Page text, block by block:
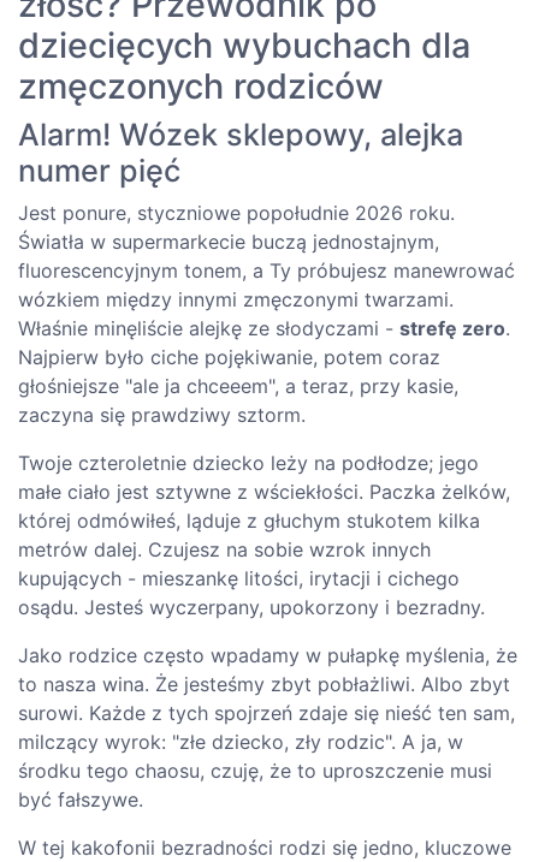
dziecięcych wybuchach dla
zmęczonych rodziców
Alarm! Wózek sklepowy, alejka
numer pięć
Jest ponure, styczniowe popołudnie 2026 roku.
Światła w supermarkecie buczą jednostajnym,
fluorescencyjnym tonem, a Ty próbujesz manewrować
wózkiem między innymi zmęczonymi twarzami.
Właśnie minęliście alejkę ze słodyczami - strefę zero.
Najpierw było ciche pojękiwanie, potem coraz
głośniejsze "ale ja chceeem", a teraz, przy kasie,
zaczyna się prawdziwy sztorm.
Twoje czteroletnie dziecko leży na podłodze; jego
małe ciało jest sztywne z wściekłości. Paczka żelków,
której odmówiłeś, ląduje z głuchym stukotem kilka
metrów dalej. Czujesz na sobie wzrok innych
kupujących - mieszankę litości, irytacji i cichego
osądu. Jesteś wyczerpany, upokorzony i bezradny.
Jako rodzice często wpadamy w pułapkę myślenia, że
to nasza wina. Że jesteśmy zbyt pobłażliwi. Albo zbyt
surowi. Każde z tych spojrzeń zdaje się nieść ten sam,
milczący wyrok: "złe dziecko, zły rodzic". A ja, w
środku tego chaosu, czuję, że to uproszczenie musi
być fałszywe.
W tej kakofonii bezradności rodzi się jedno, kluczowe